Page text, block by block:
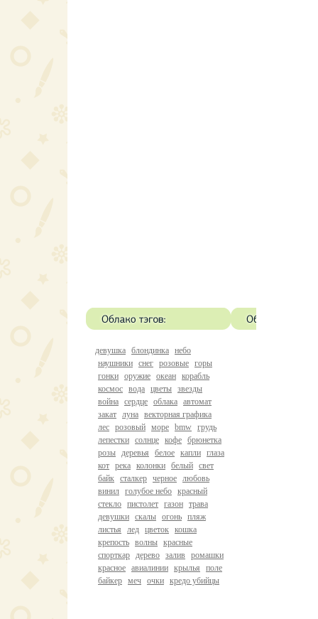
девушка блондинка небо
наушники снег розовые горы
гонки оружие океан корабль
космос вода цветы звезды
война сердце облака автомат
закат луна векторная графика
лес розовый море bmw грудь
лепестки солнце кофе брюнетка
розы деревья белое капли глаза
кот река колонки белый свет
байк сталкер черное любовь
винил голубое небо красный
стекло пистолет газон трава
девушки скалы огонь пляж
листья
лед цветок кошка
крепость волны красные
спорткар дерево залив ромашки
красное авиалинии крылья
поле
байкер меч очки кредо убийцы